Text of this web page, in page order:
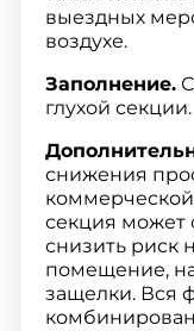
выездных
воздухе.
Заполнение.
глухой секции.
снижения
секция может
снизить риск
помещение,
защелки. Вся